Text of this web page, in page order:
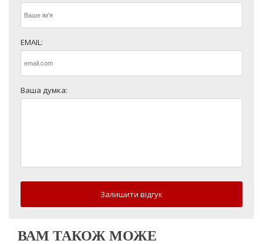
EMAIL:
Ваша думка:
Залишити відгук
ВАМ ТАКОЖ МОЖЕ